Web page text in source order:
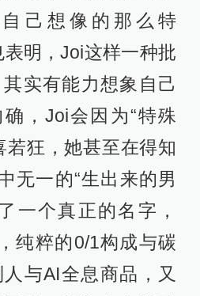
己想像的那么特
表明，Joi这样一种批
实有能力想象自己
，Joi会因为“特殊
若狂，她甚至在得知
无一的“生出来的男
一个真正的名字，
纯粹的0/1构成与碳
与AI全息商品，又